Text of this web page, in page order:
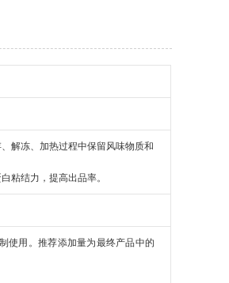
解冻、加热过程中保留风味物质和
粘结力，提高出品率。
使用。推荐添加量为最终产品中的